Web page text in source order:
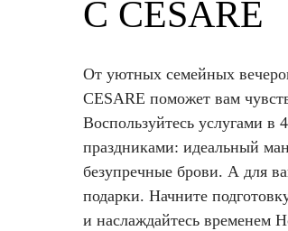
С CESARE
От уютных семейных
CESARE поможет вам
Воспользуйтесь услугами в
праздниками: идеальный
безупречные брови. А для
подарки. Начните
и наслаждайтесь временем